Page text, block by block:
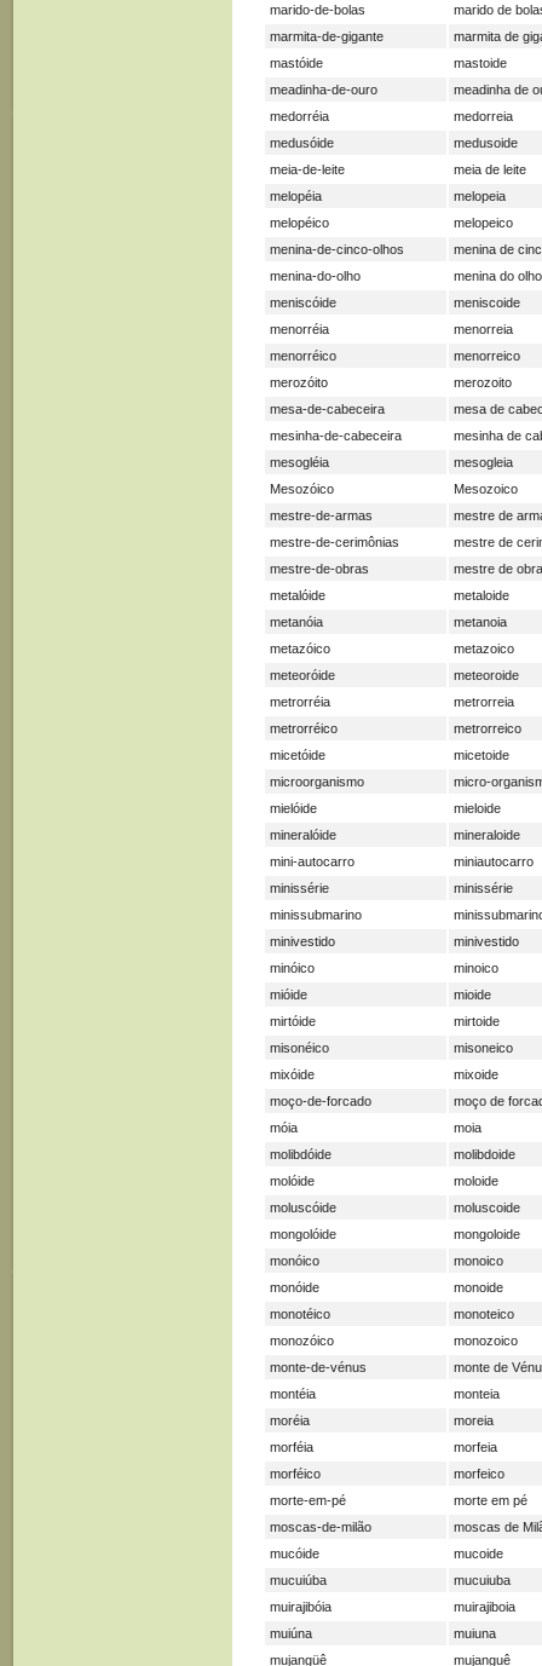
marido-de-bolas
marido de
marmita-de-gigante
marmita de
mastóide
mastoide
meadinha-de-ouro
meadinha de
medorréia
medorreia
medusóide
medusoide
meia-de-leite
meia de leite
melopéia
melopeia
melopéico
melopeico
menina-de-cinco-olhos
menina de
menina-do-olho
menina do olho
meniscóide
meniscoide
menorréia
menorreia
menorréico
menorreico
merozóito
merozoito
mesa-de-cabeceira
mesa de
mesinha-de-cabeceira
mesinha de
mesogléia
mesogleia
Mesozóico
Mesozoico
mestre-de-armas
mestre de
mestre-de-cerimônias
mestre de
mestre-de-obras
mestre de
metalóide
metaloide
metanóia
metanoia
metazóico
metazoico
meteoróide
meteoroide
metrorréia
metrorreia
metrorréico
metrorreico
micetóide
micetoide
microorganismo
micro-
mielóide
mieloide
mineralóide
mineraloide
mini-autocarro
miniautocarro
minissérie
minissérie
minissubmarino
minivestido
minivestido
minóico
minoico
mióide
mioide
mirtóide
mirtoide
misonéico
misoneico
mixóide
mixoide
moço-de-forcado
moço de
móia
moia
molibdóide
molibdoide
molóide
moloide
moluscóide
moluscoide
mongolóide
mongoloide
monóico
monoico
monóide
monoide
monotéico
monoteico
monozóico
monozoico
monte-de-vénus
monte de
montéia
monteia
moréia
moreia
morféia
morfeia
morféico
morfeico
morte-em-pé
morte em pé
moscas-de-milão
moscas de
mucóide
mucoide
mucuiúba
mucuiuba
muirajibóia
muirajiboia
muiúna
muiuna
mujangüê
mujanguê